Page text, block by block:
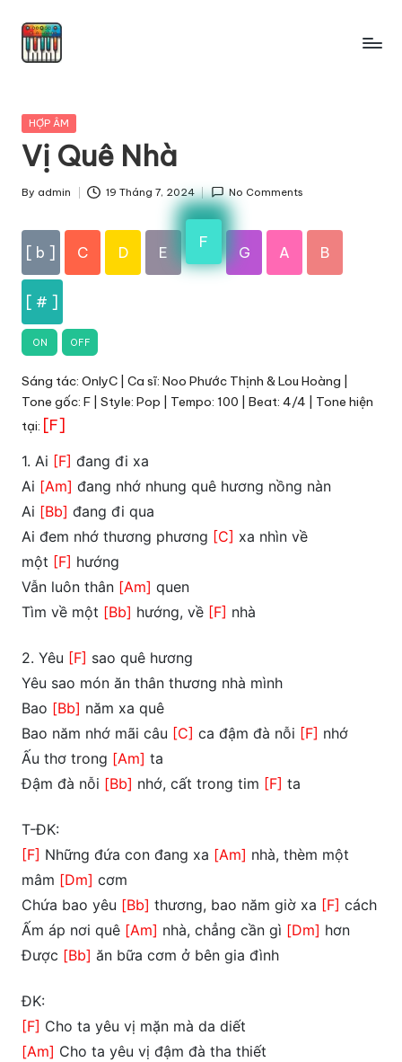
Skip
Posted
HỢP ÂM
Vị Quê Nhà
Posted
By admin 19 Tháng 7, 2024 No Comments
[ b ] C D E
F
G A B
[ # ]
ON OFF
Sáng tác: OnlyC | Ca sĩ: Noo Phước Thịnh & Lou Hoàng |
Tone gốc: F | Style: Pop | Tempo: 100 | Beat: 4/4 | Tone hiện
tại: [F]
1. Ai [F] đang đi xa
Ai [Am] đang nhớ nhung quê hương nồng nàn
Ai [Bb] đang đi qua
Ai đem nhớ thương phương [C] xa nhìn về
một [F] hướng
Vẫn luôn thân [Am] quen
Tìm về một [Bb] hướng, về [F] nhà
2. Yêu [F] sao quê hương
Yêu sao món ăn thân thương nhà mình
Bao [Bb] năm xa quê
Bao năm nhớ mãi câu [C] ca đậm đà nỗi [F] nhớ
Ấu thơ trong [Am] ta
Đậm đà nỗi [Bb] nhớ, cất trong tim [F] ta
T-ĐK:
[F] Những đứa con đang xa [Am] nhà, thèm một
mâm [Dm] cơm
Chứa bao yêu [Bb] thương, bao năm giờ xa [F] cách
Ấm áp nơi quê [Am] nhà, chẳng cần gì [Dm] hơn
Được [Bb] ăn bữa cơm ở bên gia đình
ĐK:
[F] Cho ta yêu vị mặn mà da diết
[Am] Cho ta yêu vị đậm đà tha thiết